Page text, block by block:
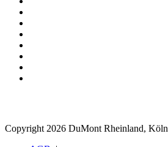
Copyright 2026 DuMont Rheinland, Köln